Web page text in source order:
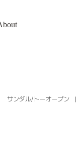
サンダル/トーオープン